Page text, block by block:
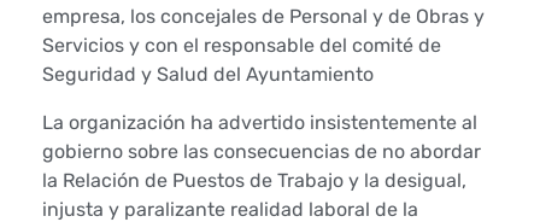
empresa, los concejales de Personal y de Obras y
Servicios y con el responsable del comité de
Seguridad y Salud del Ayuntamiento
La organización ha advertido insistentemente al
gobierno sobre las consecuencias de no abordar
la Relación de Puestos de Trabajo y la desigual,
injusta y paralizante realidad laboral de la